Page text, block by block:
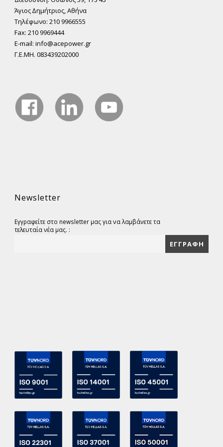
Άγιος ∆ηµήτριος, Αθήνα
Τηλέφωνο: 210 9966555
Fax: 210 9969444
E-mail: info@acepower.gr
Γ.Ε.ΜΗ. 083439202000
Newsletter
Εγγραφείτε στο newsletter μας για να λαμβάνετε τα
τελευταία νέα μας. :